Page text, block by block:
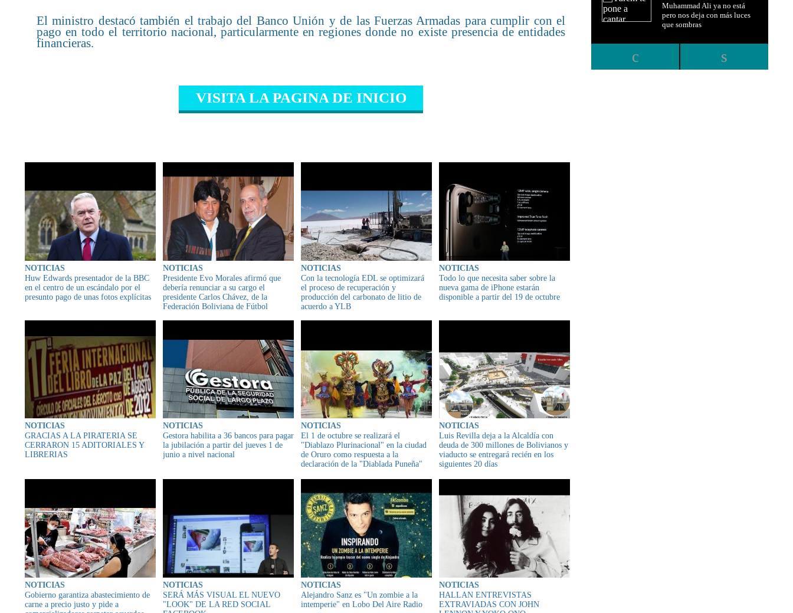
El ministro destacó también el trabajo del Banco Unión y de las Fuerzas Armadas para cumplir con el
pago en todo el territorio nacional, particularmente en regiones donde no existe presencia de entidades
financieras.
VISITA LA PAGINA DE INICIO
NOTICIAS
Huw Edwards presentador de la BBC
en el centro de un escándalo por el
presunto pago de unas fotos explícitas
NOTICIAS
Presidente Evo Morales afirmó que
debería renunciar a su cargo el
presidente Carlos Chávez, de la
Federación Boliviana de Fútbol
NOTICIAS
Con la tecnología EDL se optimizará
el proceso de recuperación y
producción del carbonato de litio de
acuerdo a YLB
NOTICIAS
Todo lo que necesita saber sobre la
nueva gama de iPhone estarán
disponible a partir del 19 de octubre
NOTICIAS
GRACIAS A LA PIRATERIA SE
CERRARON 15 ADITORIALES Y
LIBRERIAS
NOTICIAS
Gestora habilita a 36 bancos para pagar
la jubilación a partir del jueves 1 de
junio a nivel nacional
NOTICIAS
El 1 de octubre se realizará el
"Diablazo Plurinacional" en la ciudad
de Oruro como respuesta a la
declaración de la "Diablada Puneña"
NOTICIAS
Luis Revilla deja a la Alcaldía con
deuda de 300 millones de Bolivianos y
viaducto se entregará recién en los
siguientes 20 días
NOTICIAS
Gobierno garantiza abastecimiento de
carne a precio justo y pide a
NOTICIAS
SERÁ MÁS VISUAL EL NUEVO
"LOOK" DE LA RED SOCIAL
NOTICIAS
Alejandro Sanz es "Un zombie a la
intemperie" en Lobo Del Aire Radio
NOTICIAS
HALLAN ENTREVISTAS
EXTRAVIADAS CON JOHN
ESTÁ PERO NOS DEJA CON
MÁS LUCES QUE SOMBRAS
Muhammad Ali ya no está
pero nos deja con más luces
que sombras